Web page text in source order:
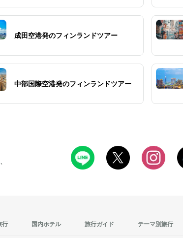
成田空港発のフィンランドツアー
中部国際空港発のフィンランドツアー
行 国内ホテル 旅行ガイド テーマ別旅行